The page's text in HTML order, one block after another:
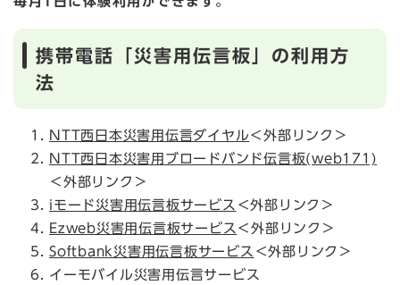
携帯電話「災害用伝言板」の利用方
法
NTT西日本災害用伝言ダイヤル ＜外部リンク＞
NTT西日本災害用ブロードバンド伝言板(web171)
＜外部リンク＞
iモード災害用伝言板サービス ＜外部リンク＞
Ezweb災害用伝言板サービス ＜外部リンク＞
Softbank災害用伝言板サービス ＜外部リンク＞
イーモバイル災害用伝言サービス